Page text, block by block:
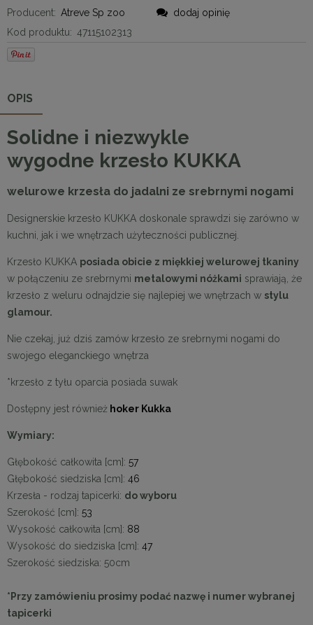
Producent: Atreve Sp zoo
Kod produktu: 47115102313
dodaj opinię
OPIS
Solidne i niezwykle
wygodne krzesło KUKKA
welurowe krzesła do jadalni ze srebrnymi nogami
Designerskie krzesło KUKKA doskonale sprawdzi się zarówno w
kuchni, jak i we wnętrzach użyteczności publicznej.
Krzesło KUKKA posiada obicie z miękkiej welurowej tkaniny
w połączeniu ze srebrnymi metalowymi nóżkami sprawiają, że
krzesło z weluru odnajdzie się najlepiej we wnętrzach w stylu
glamour.
Nie czekaj, już dziś zamów krzesło ze srebrnymi nogami do
swojego eleganckiego wnętrza
*krzesło z tyłu oparcia posiada suwak
Dostępny jest również hoker Kukka
Wymiary:
Głębokość całkowita [cm]: 57
Głębokość siedziska [cm]: 46
Krzesła - rodzaj tapicerki: do wyboru
Szerokość [cm]: 53
Wysokość całkowita [cm]: 88
Wysokość do siedziska [cm]: 47
Szerokość siedziska: 50cm
*Przy zamówieniu prosimy podać nazwę i numer wybranej
tapicerki